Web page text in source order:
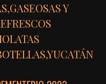
,GASEOSAS Y
,YUCATÁN